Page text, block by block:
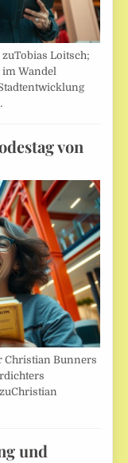
Loitsch;
Wandel
von
Christian Bunners
und